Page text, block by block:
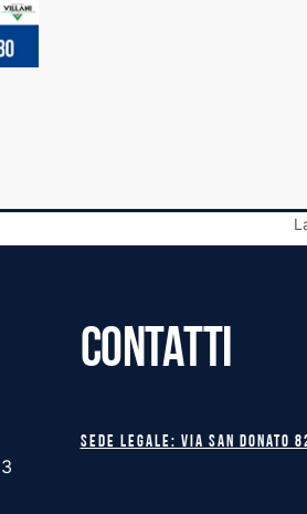
CONTATTI
Sede legale: Via San Donato 82